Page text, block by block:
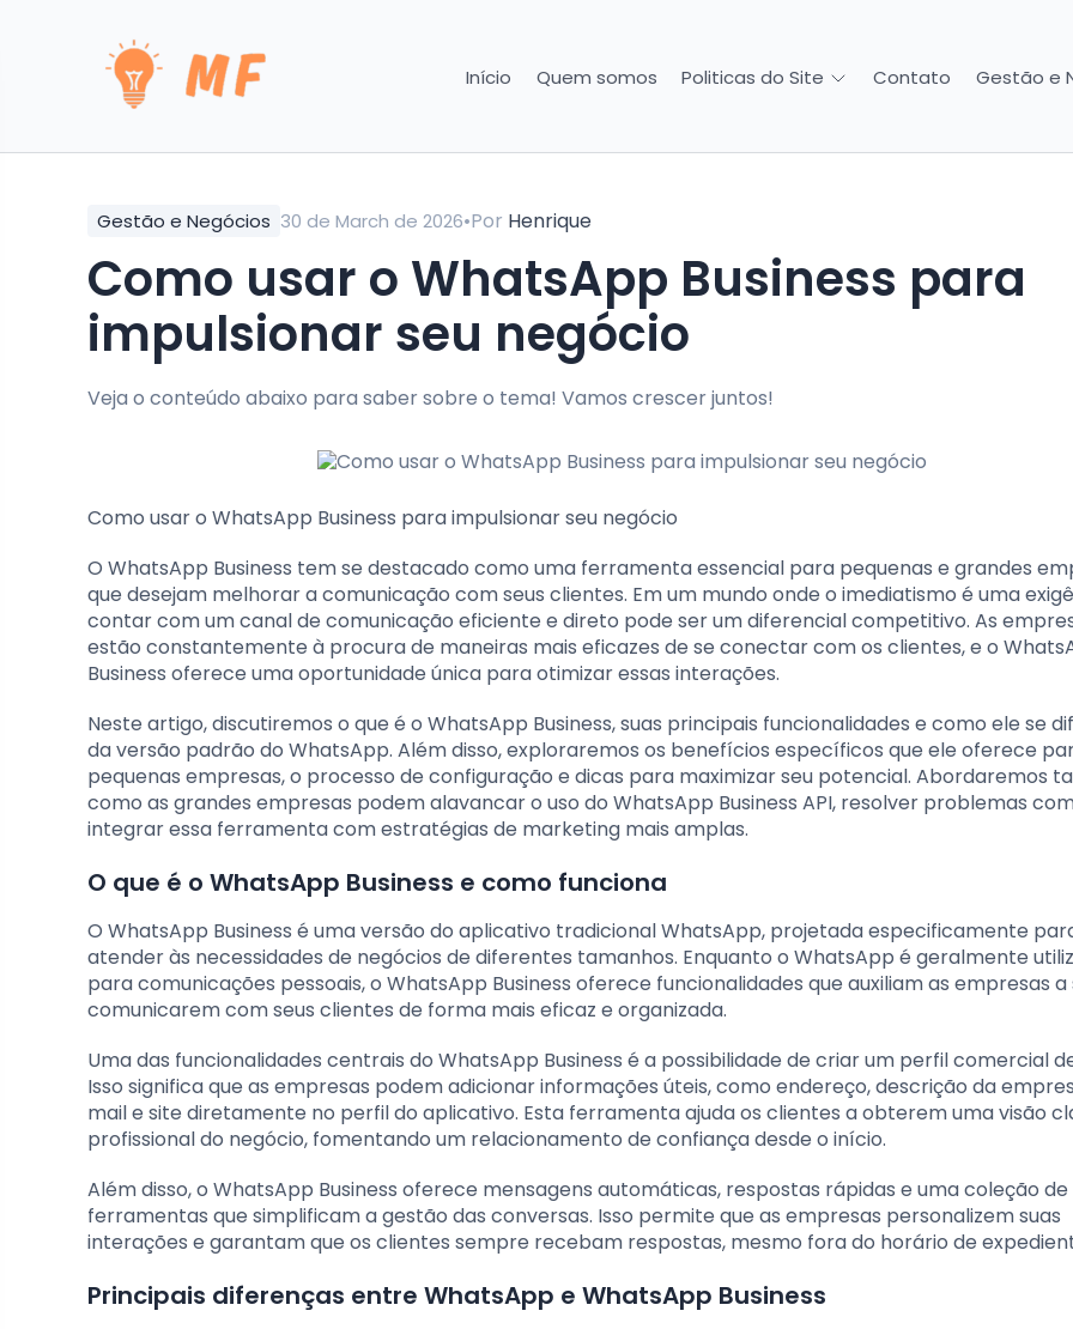
Início Quem somos Politicas do Site Contato Gestão e
Gestão e Negócios 30 de March de 2026•Por Henrique
Como usar o WhatsApp Business para
impulsionar seu negócio
Veja o conteúdo abaixo para saber sobre o tema! Vamos crescer juntos!
Como usar o WhatsApp Business para impulsionar seu negócio
O WhatsApp Business tem se destacado como uma ferramenta essencial para pequenas e grandes
que desejam melhorar a comunicação com seus clientes. Em um mundo onde o imediatismo é uma
contar com um canal de comunicação eficiente e direto pode ser um diferencial competitivo. As
estão constantemente à procura de maneiras mais eficazes de se conectar com os clientes, e o
Business oferece uma oportunidade única para otimizar essas interações.
Neste artigo, discutiremos o que é o WhatsApp Business, suas principais funcionalidades e como ele se
da versão padrão do WhatsApp. Além disso, exploraremos os benefícios específicos que ele oferece
pequenas empresas, o processo de configuração e dicas para maximizar seu potencial. Abordaremos
como as grandes empresas podem alavancar o uso do WhatsApp Business API, resolver problemas
integrar essa ferramenta com estratégias de marketing mais amplas.
O que é o WhatsApp Business e como funciona
O WhatsApp Business é uma versão do aplicativo tradicional WhatsApp, projetada especificamente
atender às necessidades de negócios de diferentes tamanhos. Enquanto o WhatsApp é geralmente
para comunicações pessoais, o WhatsApp Business oferece funcionalidades que auxiliam as empresas a
comunicarem com seus clientes de forma mais eficaz e organizada.
Uma das funcionalidades centrais do WhatsApp Business é a possibilidade de criar um perfil comercial
Isso significa que as empresas podem adicionar informações úteis, como endereço, descrição da
mail e site diretamente no perfil do aplicativo. Esta ferramenta ajuda os clientes a obterem uma visão
profissional do negócio, fomentando um relacionamento de confiança desde o início.
Além disso, o WhatsApp Business oferece mensagens automáticas, respostas rápidas e uma coleção de
ferramentas que simplificam a gestão das conversas. Isso permite que as empresas personalizem suas
interações e garantam que os clientes sempre recebam respostas, mesmo fora do horário de
Principais diferenças entre WhatsApp e WhatsApp Business